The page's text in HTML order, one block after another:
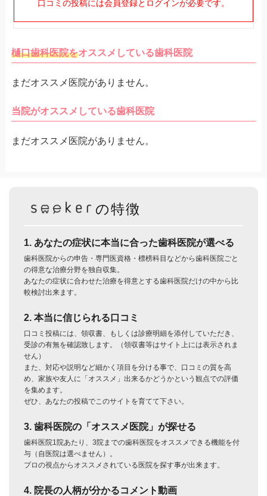
口コミの投稿には会員登録とログインが必要です。
樋口歯科医院をオススメしている歯科医院
まだオススメ医院がありません。
当院がオススメしている歯科医院
まだオススメ医院がありません。
の特徴
1. あなたの症状に本当に合った歯科医院が選べる
歯科医院からの申告・専門医資格・標榜科目などから歯科医院ごと
の得意な治療分野を独自収集。
あなたの症状に合わせた治療を得意とする歯科医院だけの中から比
較検討出来ます。
2. 本当に信じられる口コミ
口コミ投稿には、領収書、もしくは診療明細を添付していただき、
受診の有無を確認致します。（領収書等はサイト上には表示されま
せん）
また、対応や説明など細かく項目を分ける事で、口コミの質を高
め、家族や友人に「オススメ」出来るかどうかという観点での評価
を集めます。
ぜひ、あなたの投稿でこのサイトを育てて下さい。
3. 歯科医院の「オススメ医院」が探せる
歯科医院1院あたり、3院までの歯科医院をオススメできる機能を付
与（自医院は選べません）。
プロの視点からオススメされている医院を探す事が出来ます。
4. 院長の人柄が分かるコメント動画